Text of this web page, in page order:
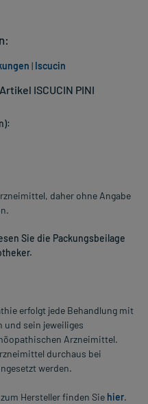
ISCUCIN PINI
daher ohne Angabe
Sie die Packungsbeilage
erfolgt jede Behandlung mit
und sein jeweiliges
Arzneimittel.
durchaus bei
werden.
Hersteller finden Sie hier.
| Iscucin